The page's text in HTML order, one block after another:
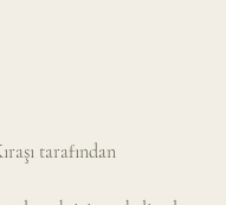
tarafından